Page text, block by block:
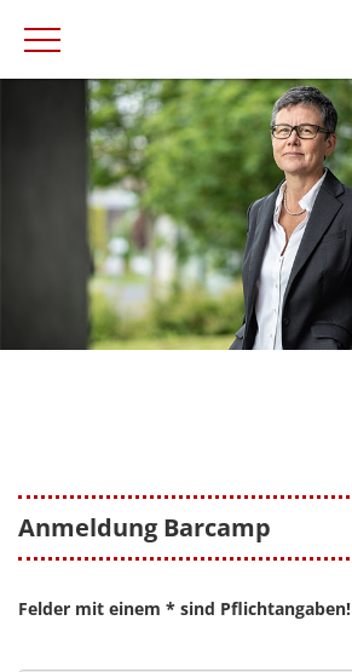
Anmeldung Barcamp
Felder mit einem * sind Pflichtangaben!